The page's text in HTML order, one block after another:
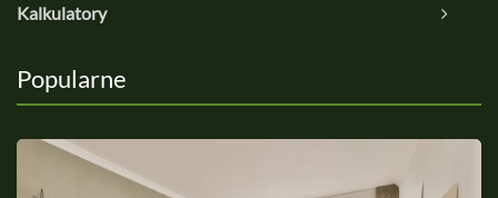
Kalkulatory
Popularne